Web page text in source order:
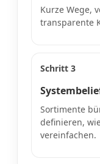
Kurze Wege,
transparente
Schritt 3
Sortimente
definieren,
vereinfachen.